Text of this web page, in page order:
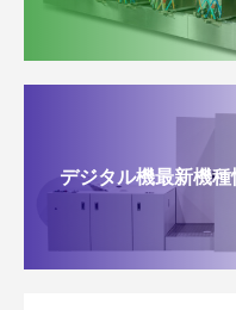
デジタル機最新機種